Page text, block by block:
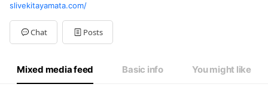
SunClosed
Mon16:00 - 22:00
Tue16:00 - 22:00
Wed16:00 - 22:00
Fri16:00 - 22:00
SatClosed
slivekitayamata.com/
Chat Posts
Mixed media feed Basic info You might like